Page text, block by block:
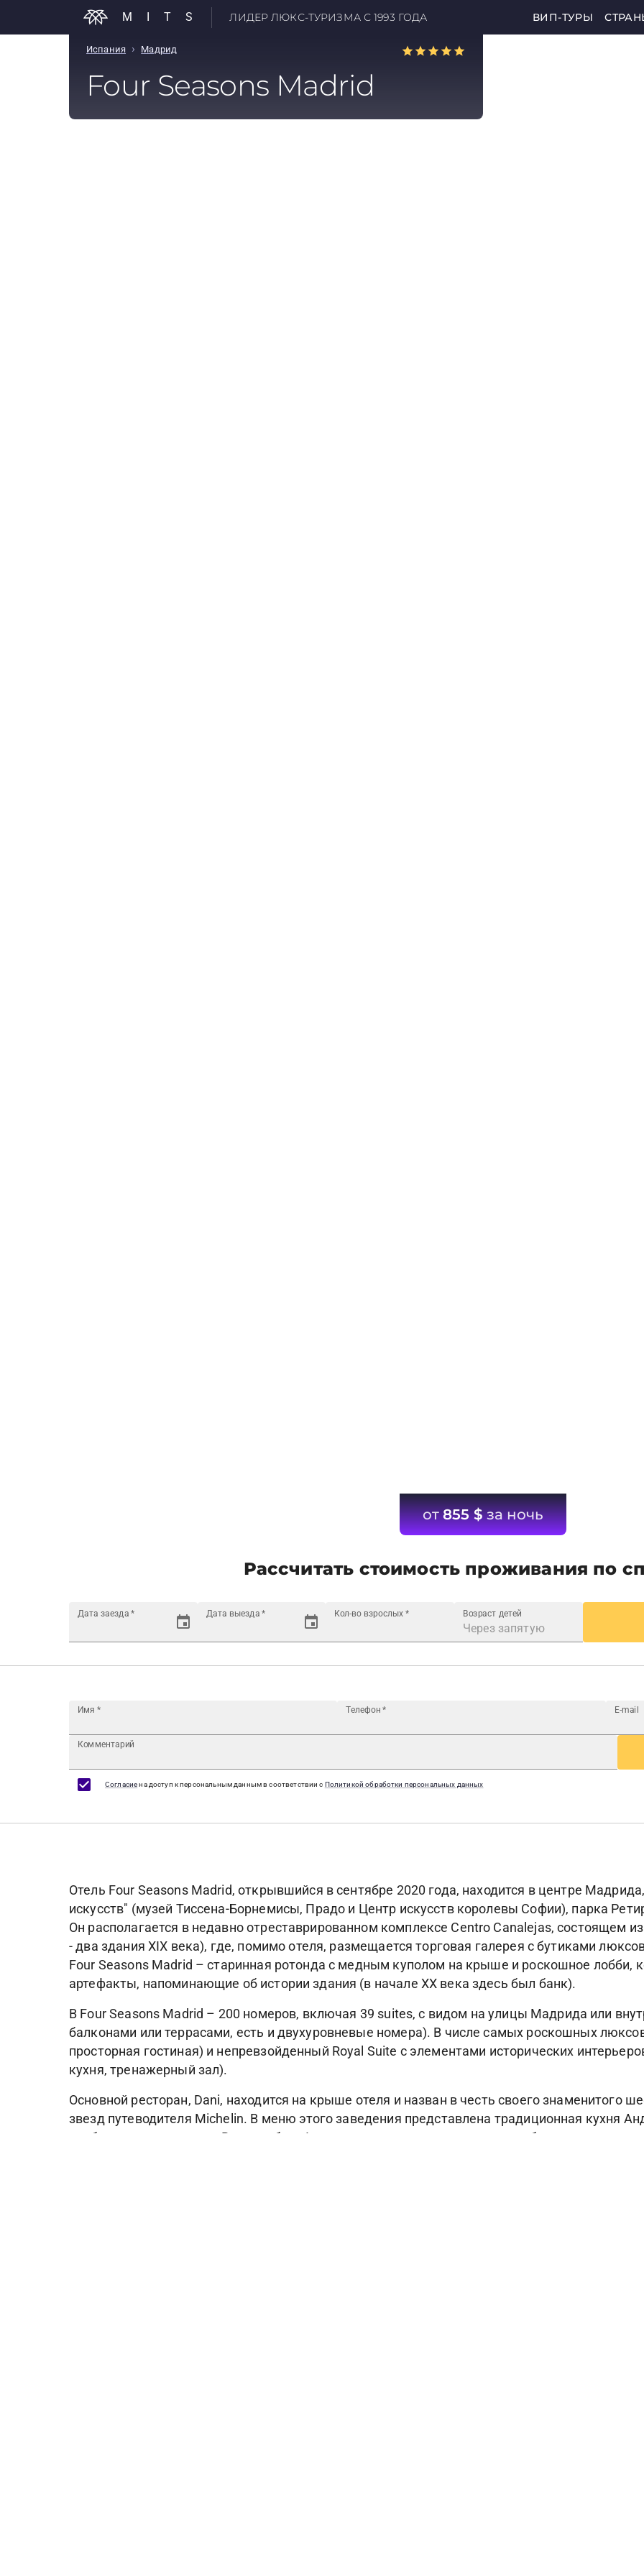
MITS ЛИДЕР ЛЮКС-ТУРИЗМА С 1993 ГОДА ВИП-ТУРЫ
Испания › Мадрид
Four Seasons Madrid
от855 $за ночь
Рассчитать стоимость проживания по
Дата заезда * Дата выезда * Кол-во взрослых * Возраст детей
Имя * Телефон * E-mail
Комментарий
Согласиена доступ к персональным данным в соответствии с Политикой обработки персональных данных
Отель Four Seasons Madrid, открывшийся в сентябре 2020 года, находится в центре
искусств" (музей Тиссена-Борнемисы, Прадо и Центр искусств королевы Софии), парка
Он располагается в недавно отреставрированном комплексе Centro Canalejas, состоящем
- два здания XIX века), где, помимо отеля, размещается торговая галерея с бутиками
Four Seasons Madrid – старинная ротонда с медным куполом на крыше и роскошное лобби,
артефакты, напоминающие об истории здания (в начале XX века здесь был банк).
В Four Seasons Madrid – 200 номеров, включая 39 suites, с видом на улицы Мадрида или
балконами или террасами, есть и двухуровневые номера). В числе самых роскошных
просторная гостиная) и непревзойденный Royal Suite с элементами исторических
кухня, тренажерный зал).
Основной ресторан, Dani, находится на крыше отеля и назван в честь своего знаменитого
звезд путеводителя Michelin. В меню этого заведения представлена традиционная кухня
пообедать и поужинать. В гастробаре Isa гостям предлагаются азиатские блюда с